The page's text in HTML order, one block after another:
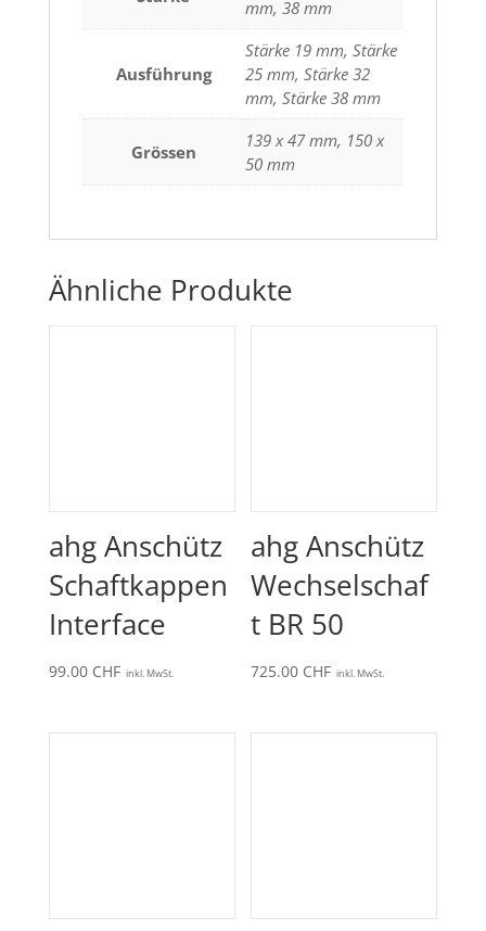
mm, 38 mm
Ausführung
Stärke 19 mm, Stärke
25 mm, Stärke 32
mm, Stärke 38 mm
Grössen
139 x 47 mm, 150 x
50 mm
Ähnliche Produkte
ahg Anschütz
Schaftkappen
Interface
99.00 CHF inkl. MwSt.
ahg Anschütz
Wechselschaf
t BR 50
725.00 CHF inkl. MwSt.